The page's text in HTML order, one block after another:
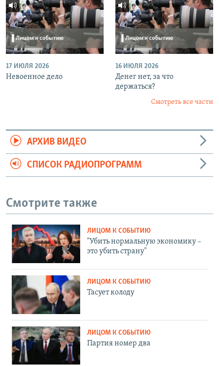
17 ИЮЛЯ 2026
Невоенное дело
16 ИЮЛЯ 2026
Денег нет, за что
держаться?
Смотреть все части
АРХИВ ВИДЕО
СПИСОК РАДИОПРОГРАММ
Смотрите также
ЛИЦОМ К СОБЫТИЮ
"Убить нормальную экономику –
это убить страну"
ЛИЦОМ К СОБЫТИЮ
Тасует колоду
ЛИЦОМ К СОБЫТИЮ
Партия номер два